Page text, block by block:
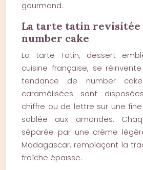
gourmand.
La tarte tatin revisitée
number cake
La tarte Tatin, dessert
cuisine française, se
tendance de number
caramélisées sont
chiffre ou de lettre sur une
sablée aux amandes.
séparée par une crème
Madagascar, remplaçant la
fraîche épaisse.